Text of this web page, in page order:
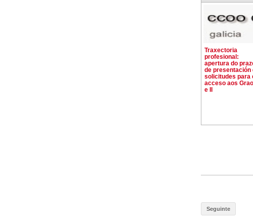
Traxectoria
profesional:
apertura do
de presentación
solicitudes para
acceso aos
e II
Seguinte